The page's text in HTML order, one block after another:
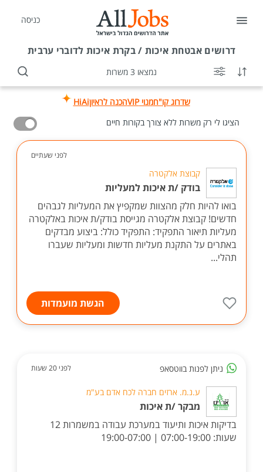
כניסה
דרושים אבטחת איכות / בקרת איכות לדוברי ערבית
נמצאו 3 משרות
שדרוג קו"חמנוי VIP הכנה לראיוןHiAi
הציגו לי רק משרות ללא צורך בקורות חיים
לפני שעתיים
קבוצת אלקטרה
בודק /ת איכות למעליות
בואו להיות חלק מהצוות שמקפיץ את המעליות לגבהים
חדשים! קבוצת אלקטרה מגייסת בודק/ת איכות באלקטרה
מעליות תיאור התפקיד: התפקיד כולל: ביצוע מבדקים
באתרים על התקנת מעליות חדשות ומעליות שעברו
תהלי...
הגשת מועמדות
ניתן לפנות בווטסאפ לפני 20 שעות
ע.נ.מ. ארזים חברה לכח אדם בע"מ
מבקר /ת איכות
בדיקות איכות ותיעוד במערכת עבודה במשמרות 12
שעות: 07:00-19:00 | 19:00-07:00